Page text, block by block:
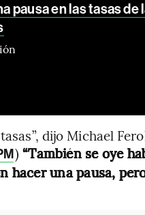
pausa en las tasas
dijo Michael
)“También se oye
hacer una pausa,